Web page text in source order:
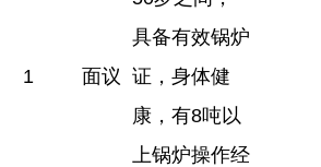
1 面议
具备有效锅炉
证，身体健
康，有8吨以
上锅炉操作经